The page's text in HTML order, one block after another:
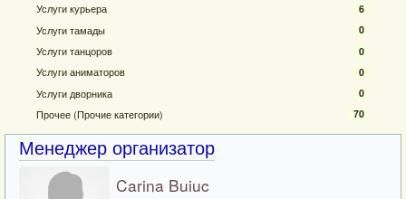
Услуги курьера 6
Услуги тамады 0
Услуги танцоров 0
Услуги аниматоров 0
Услуги дворника 0
Прочее (Прочие категории) 70
Менеджер организатор
Carina Buiuc